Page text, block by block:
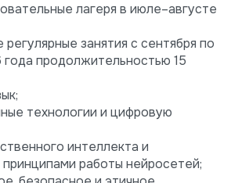
лагеря в июле–августе
занятия с сентября по
продолжительностью 15
технологии и цифровую
интеллекта и
работы нейросетей;